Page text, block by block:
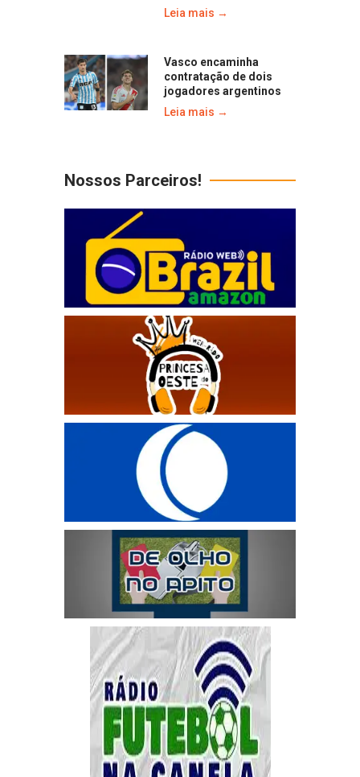
Leia mais →
Vasco encaminha
contratação de dois
jogadores argentinos
Leia mais →
Nossos Parceiros!